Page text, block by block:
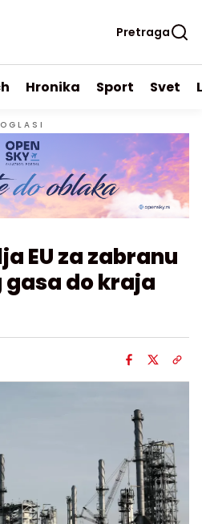
Pretraga
Hronika Sport Svet
OGLASI
EU za zabranu
do kraja